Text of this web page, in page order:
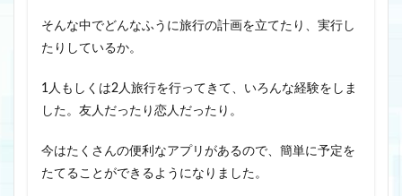
そんな中でどんなふうに旅行の計画を立てたり、実行し
たりしているか。
1人もしくは2人旅行を行ってきて、いろんな経験をしま
した。友人だったり恋人だったり。
今はたくさんの便利なアプリがあるので、簡単に予定を
たてることができるようになりました。